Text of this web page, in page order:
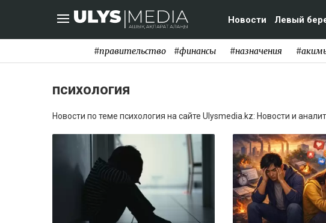
Новости Левый
#правительство #финансы #назначения
психология
Новости по теме психология на сайте Ulysmedia.kz: Новости и